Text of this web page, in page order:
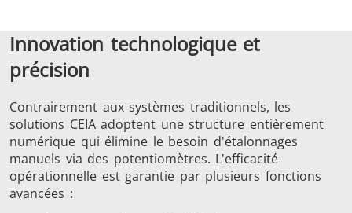
Innovation technologique et
précision
Contrairement aux systèmes traditionnels, les
solutions CEIA adoptent une structure entièrement
numérique qui élimine le besoin d'étalonnages
manuels via des potentiomètres. L'efficacité
opérationnelle est garantie par plusieurs fonctions
avancées :